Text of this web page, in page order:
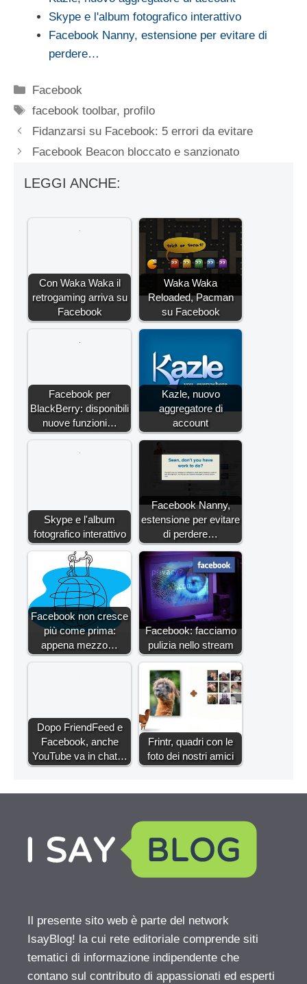
Skype e l'album fotografico interattivo
Facebook Nanny, estensione per evitare di
perdere…
Categorie
Facebook
Tag
facebook toolbar, profilo
Fidanzarsi su Facebook: 5 errori da evitare
Facebook Beacon bloccato e sanzionato
LEGGI ANCHE:
Con Waka Waka il
retrogaming arriva su
Facebook
Waka Waka
Reloaded, Pacman
su Facebook
Facebook per
BlackBerry: disponibili
nuove funzioni…
Kazle, nuovo
aggregatore di
account
Skype e l'album
fotografico interattivo
Facebook Nanny,
estensione per evitare
di perdere…
Facebook non cresce
più come prima:
appena mezzo…
Facebook: facciamo
pulizia nello stream
Dopo FriendFeed e
Facebook, anche
YouTube va in chat…
Frintr, quadri con le
foto dei nostri amici
Il presente sito web è parte del network
IsayBlog! la cui rete editoriale comprende siti
tematici di informazione indipendente che
contano sul contributo di appassionati ed esperti